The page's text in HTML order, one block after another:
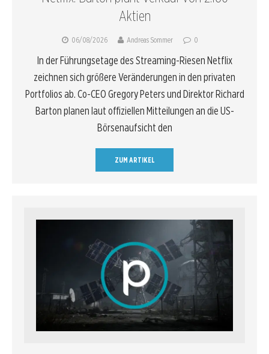
Aktien
06/08/2026 Andreas Sommer 0
In der Führungsetage des Streaming-Riesen Netflix
zeichnen sich größere Veränderungen in den privaten
Portfolios ab. Co-CEO Gregory Peters und Direktor Richard
Barton planen laut offiziellen Mitteilungen an die US-
Börsenaufsicht den
ZUM ARTIKEL